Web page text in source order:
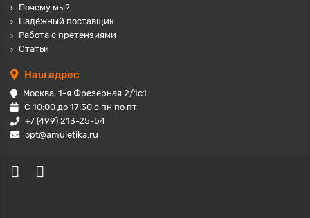
Почему мы?
Надёжный поставщик
Работа с претензиями
Статьи
Наш адрес
Москва, 1-я Фрезерная 2/1с1
С 10:00 до 17:30 с пн по пт
+7 (499) 213-25-54
opt@amuletika.ru